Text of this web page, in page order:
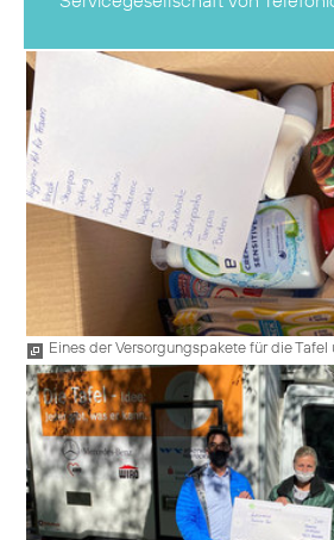
Eines der Versorgungspakete für die Tafel